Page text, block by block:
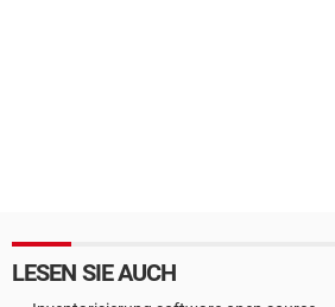
LESEN SIE AUCH